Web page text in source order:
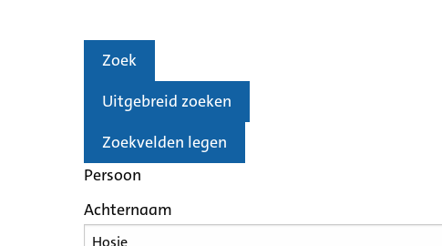
Zoek
Uitgebreid zoeken
Zoekvelden legen
Persoon
Achternaam